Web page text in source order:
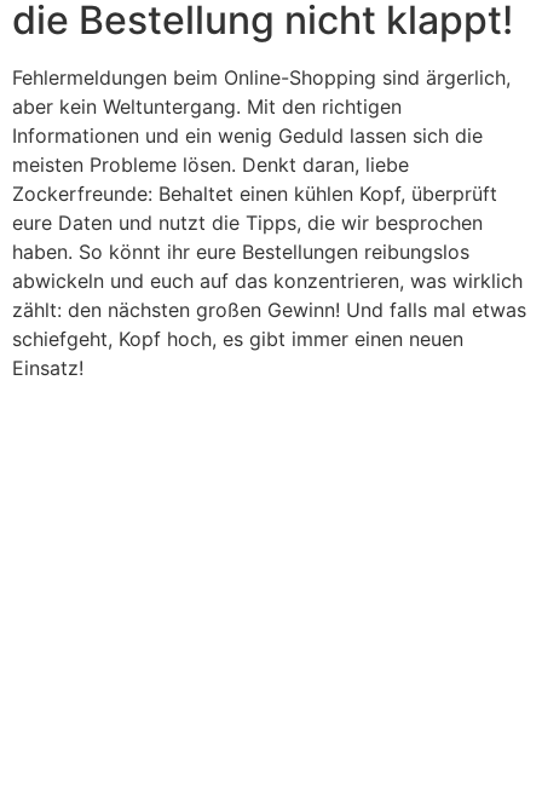
die Bestellung nicht klappt!
Fehlermeldungen beim Online-Shopping sind ärgerlich,
aber kein Weltuntergang. Mit den richtigen
Informationen und ein wenig Geduld lassen sich die
meisten Probleme lösen. Denkt daran, liebe
Zockerfreunde: Behaltet einen kühlen Kopf, überprüft
eure Daten und nutzt die Tipps, die wir besprochen
haben. So könnt ihr eure Bestellungen reibungslos
abwickeln und euch auf das konzentrieren, was wirklich
zählt: den nächsten großen Gewinn! Und falls mal etwas
schiefgeht, Kopf hoch, es gibt immer einen neuen
Einsatz!